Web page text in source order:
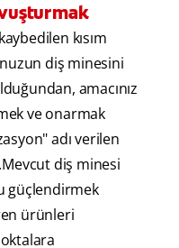
kısım
diş minesini
amacınız
ve onarmak
adı verilen
diş minesi
güçlendirmek
ürünleri